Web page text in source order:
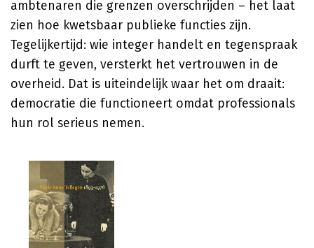
ambtenaren die grenzen overschrijden – het laat
zien hoe kwetsbaar publieke functies zijn.
Tegelijkertijd: wie integer handelt en tegenspraak
durft te geven, versterkt het vertrouwen in de
overheid. Dat is uiteindelijk waar het om draait:
democratie die functioneert omdat professionals
hun rol serieus nemen.